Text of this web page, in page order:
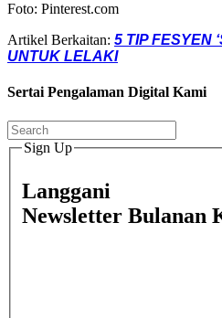
Foto: Pinterest.com
Artikel Berkaitan: 5 TIP FESYEN
UNTUK LELAKI
Sertai Pengalaman Digital Kami
Sign Up
Langgani
Newsletter Bulanan